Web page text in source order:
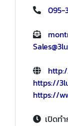
095-
https://
https://
เปิดท